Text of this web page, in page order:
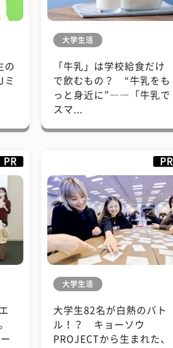
の
ミ
大学生活
「牛乳」は学校給食だけ
で飲むもの？ “牛乳をも
っと身近に”――「牛乳で
スマ...
PR PR
大学生活
大学生82名が白熱のバト
ル！？ キョーソウ
PROJECTから生まれた、